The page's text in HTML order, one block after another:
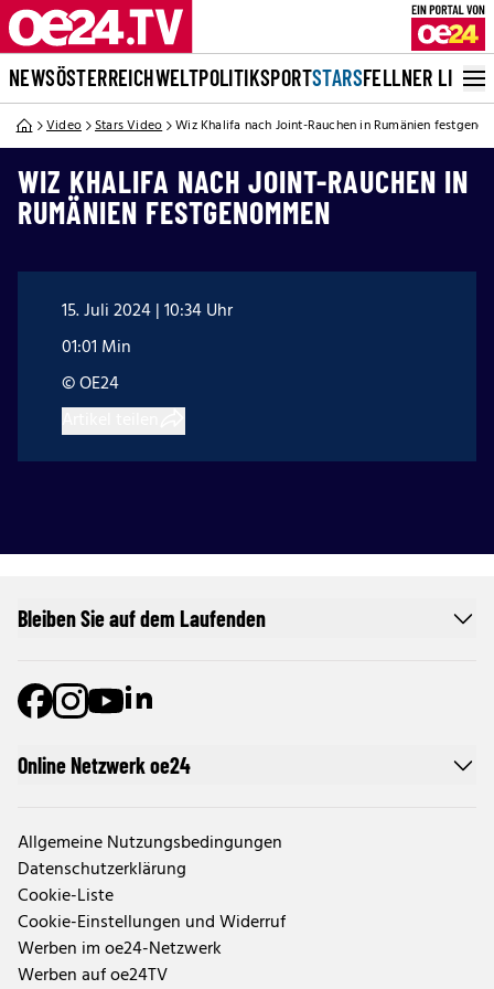
NEWSÖSTERREICHWELTPOLITIKSPORTSTARSFELLNER LIVE
Video Stars Video Wiz Khalifa nach Joint-Rauchen in Rumänien
WIZ KHALIFA NACH JOINT-RAUCHEN IN
RUMÄNIEN FESTGENOMMEN
15. Juli 2024 | 10:34 Uhr
01:01 Min
© OE24
Online Netzwerk oe24
Allgemeine Nutzungsbedingungen
Datenschutzerklärung
Cookie-Liste
Cookie-Einstellungen und Widerruf
Werben im oe24-Netzwerk
Werben auf oe24TV
Bleiben Sie auf dem Laufenden